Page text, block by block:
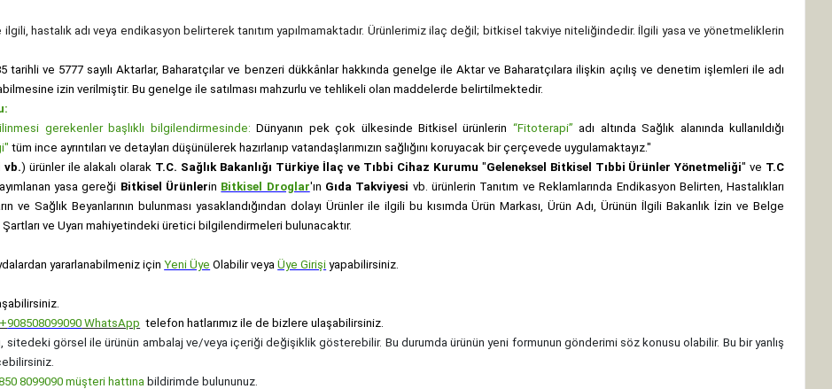
hastalık adı veya endikasyon belirterek tanıtım yapılmamaktadır. Ürünlerimiz ilaç değil; bitkisel takviye niteliğindedir. İlgili yasa ve yönetmeliklerin
tarihli ve 5777 sayılı Aktarlar, Baharatçılar ve benzeri dükkânlar hakkında genelge ile Aktar ve Baharatçılara ilişkin açılış ve denetim işlemleri ile adı
izin verilmiştir. Bu genelge ile satılması mahzurlu ve tehlikeli olan maddelerde belirtilmektedir.
gerekenler başlıklı bilgilendirmesinde: Dünyanın pek çok ülkesinde Bitkisel ürünlerin “Fitoterapi” adı altında Sağlık alanında kullanıldığı
tüm ince ayrıntıları ve detayları düşünülerek hazırlanıp vatandaşlarımızın sağlığını koruyacak bir çerçevede uygulamaktayız."
vb.) ürünler ile alakalı olarak T.C. Sağlık Bakanlığı Türkiye İlaç ve Tıbbi Cihaz Kurumu "Geleneksel Bitkisel Tıbbi Ürünler Yönetmeliği" ve T.C
yasa gereği Bitkisel Ürünlerin Bitkisel Droglar'ın Gıda Takviyesi vb. ürünlerin Tanıtım ve Reklamlarında Endikasyon Belirten, Hastalıkları
ve Sağlık Beyanlarının bulunması yasaklandığından dolayı Ürünler ile ilgili bu kısımda Ürün Markası, Ürün Adı, Ürünün İlgili Bakanlık İzin ve Belge
Şartları ve Uyarı mahiyetindeki üretici bilgilendirmeleri bulunacaktır.
yararlanabilmeniz içinYeni Üye Olabilir veyaÜye Girişi yapabilirsiniz.
+908508099090 WhatsApp telefon hatlarımız ile de bizlere ulaşabilirsiniz.
sitedeki görsel ile ürünün ambalaj ve/veya içeriği değişiklik gösterebilir. Bu durumda ürünün yeni formunun gönderimi söz konusu olabilir. Bu bir yanlış
8099090 müşteri hattına bildirimde bulununuz.